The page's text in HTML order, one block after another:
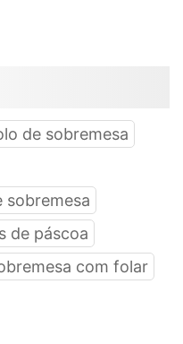
de sobremesa
sobremesa
de páscoa
com folar